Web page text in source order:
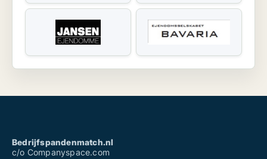
Bedrijfspandenmatch.nl
c/o Companyspace.com